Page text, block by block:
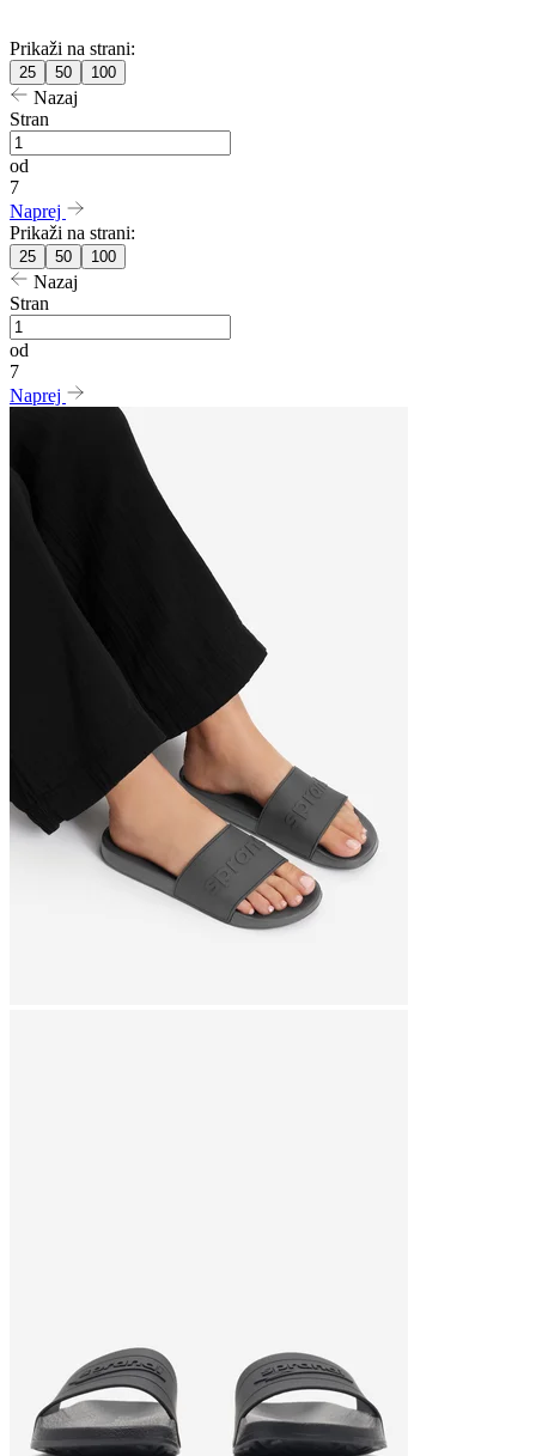
Prikaži na strani:
25 50 100
Nazaj
Stran
od
7
Naprej
Prikaži na strani:
25 50 100
Nazaj
Stran
od
7
Naprej